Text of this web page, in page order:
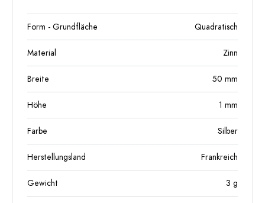
Form - Grundfläche Quadratisch
Material Zinn
Breite 50 mm
Höhe 1 mm
Farbe Silber
Herstellungsland Frankreich
Gewicht 3 g